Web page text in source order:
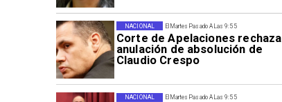
El Martes Pasado A Las 9:55
Corte de Apelaciones rechaza
anulación de absolución de
Claudio Crespo
NACIONAL
El Martes Pasado A Las 9:55
NACIONAL